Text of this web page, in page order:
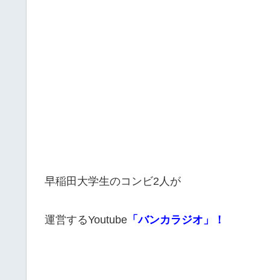
早稲田大学生のコンビ2人が
運営するYoutube 「バンカラジオ」！